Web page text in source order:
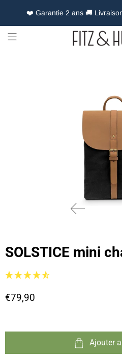
❤️ Garantie 2 ans 🚚
SOLSTICE mini
€79,90
Ajouter